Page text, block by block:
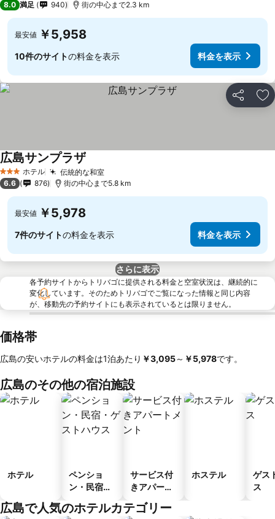
8.0 満足 940 街の中心まで2.3 km
最安値 ￥5,958
10件のサイトの料金を表示 料金を表示
シェア お
3 ホテルのランク
ホテル 伝統的な和室料金を表示
広島サンプラザ
6.6 876 街の中心まで5.8 km
最安値 ￥5,978
7件のサイトの料金を表示 料金を表示
さらに表示
各予約サイトからトリバゴに提供される料金と空室状況は、継続的に
変化しています。そのためトリバゴでご覧になった情報と同じ内容
が、移動先の予約サイトにも表示されているとは限りません。
価格帯
広島の安いホテルの料金は1泊あたり ‎￥3,095～ ‎￥5,978です。
広島のその他の宿泊施設
ホテル
ペンショ
ン・民宿・
ス
サービス付
きアパート
ホステル
ゲス
ス
広島で人気のホテルカテゴリー